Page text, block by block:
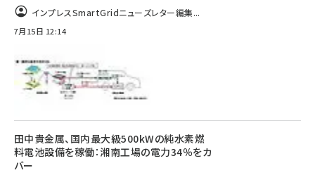
インプレスSmartGridニューズレター編集...
7月15日 12:14
田中貴金属、国内最大級500kWの純水素燃
料電池設備を稼働：湘南工場の電力34％をカ
バー